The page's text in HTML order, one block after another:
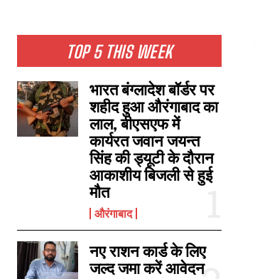
NATIONAL NEWS
CRIME NEWS
SPORTS NEWS
TECH NEWS
TOURISM NEWS
TOP 5 THIS WEEK
भारत बंग्लादेश बॉर्डर पर
शहीद हुआ औरंगाबाद का
लाल, बीएसएफ में
कार्यरत जवान जयन्त
सिंह की ड्यूटी के दौरान
आकाशीय बिजली से हुई
मौत
औरंगाबाद
नए राशन कार्ड के लिए
जल्द जमा करें आवेदन